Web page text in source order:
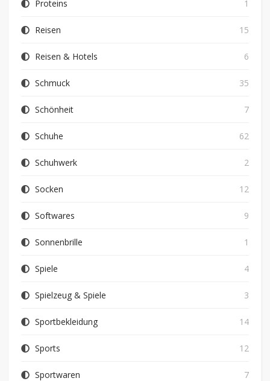
Proteins 1
Reisen 15
Reisen & Hotels 6
Schmuck 35
Schönheit 7
Schuhe 62
Schuhwerk 2
Socken 12
Softwares 9
Sonnenbrille 1
Spiele 4
Spielzeug & Spiele 3
Sportbekleidung 14
Sports 12
Sportwaren 7